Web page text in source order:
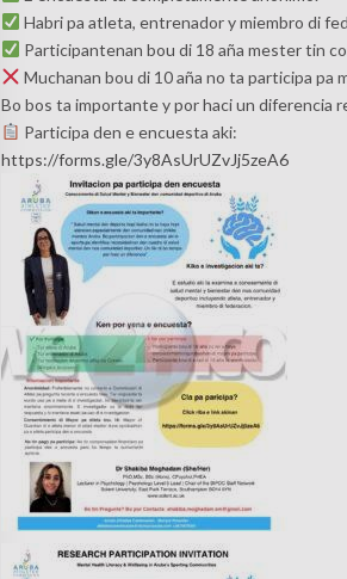
Habri pa atleta, entrenador y miembro di
Participantenan bou di 18 aña mester tin
Muchanan bou di 10 aña no ta participa pa
Bo bos ta importante y por haci un diferencia
Participa den e encuesta aki:
https://forms.gle/3y8AsUrUZvJj5zeA6